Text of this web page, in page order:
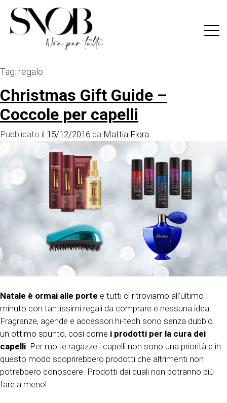
content
Tag: regalo
Christmas Gift Guide –
Coccole per capelli
Pubblicato il 15/12/2016 da Mattia Flora
Natale è ormai alle porte e tutti ci ritroviamo all’ultimo
minuto con tantissimi regali da comprare e nessuna idea.
Fragranze, agende e accessori hi-tech sono senza dubbio
un ottimo spunto, così come i prodotti per la cura dei
capelli . Per molte ragazze i capelli non sono una priorità e in
questo modo scoprirebbero prodotti che altrimenti non
potrebbero conoscere. Prodotti dai quali non potranno più
fare a meno!